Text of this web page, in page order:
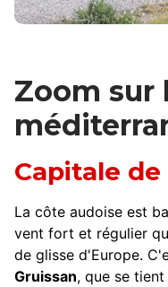
Zoom sur
Capitale
La côte audoise est
vent fort et régulier
de glisse d'Europe.
Gruissan, que se